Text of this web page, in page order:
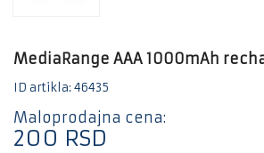
Bela
tehnika
Gaming
Kablovi
MediaRange AAA 1000mAh
ID artikla: 46435
Maloprodajna cena:
200 RSD